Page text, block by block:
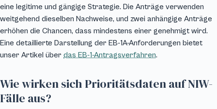
eine legitime und gängige Strategie. Die Anträge verwenden
weitgehend dieselben Nachweise, und zwei anhängige Anträge
erhöhen die Chancen, dass mindestens einer genehmigt wird.
Eine detaillierte Darstellung der EB-1A-Anforderungen bietet
unser Artikel über das EB-1-Antragsverfahren.
Wie wirken sich Prioritätsdaten auf NIW-
Fälle aus?